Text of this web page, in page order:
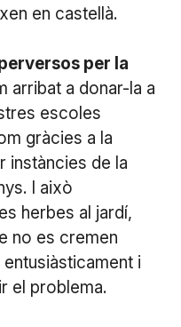
en castellà.
per la
arribat a donar-la a
escoles
gràcies a la
instàncies de la
I això
herbes al jardí,
no es cremen
i
el problema.